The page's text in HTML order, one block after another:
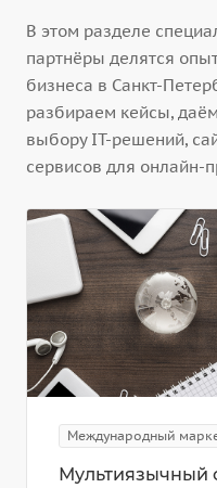
В этом разделе
партнёры делятся
бизнеса в Санкт-
разбираем кейсы,
выбору IT-решений,
сервисов для онлайн-
Международный
Мультиязычный